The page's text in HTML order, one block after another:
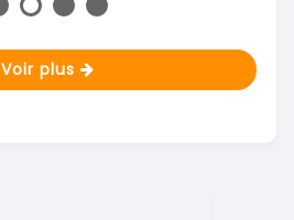
Voir plus